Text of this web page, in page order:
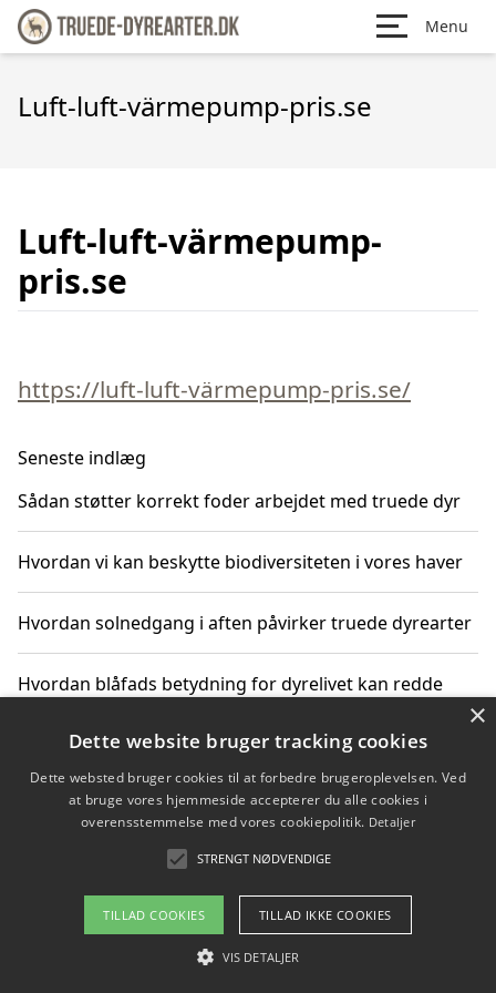
Menu
Luft-luft-värmepump-pris.se
Luft-luft-värmepump-
pris.se
https://luft-luft-värmepump-pris.se/
Seneste indlæg
Sådan støtter korrekt foder arbejdet med truede dyr
Hvordan vi kan beskytte biodiversiteten i vores haver
Hvordan solnedgang i aften påvirker truede dyrearter
Hvordan blåfads betydning for dyrelivet kan redde
Hvordan kan gaver til unge voksne støtte bevarelsen
af truede dyrearter
Copyright 2026 - Pilanto Aps
Om / kontakt
Blog Betingelser
×
Dette website bruger tracking cookies
Dette websted bruger cookies til at forbedre brugeroplevelsen. Ved
at bruge vores hjemmeside accepterer du alle cookies i
overensstemmelse med vores cookiepolitik. Detaljer
STRENGT NØDVENDIGE
TILLAD COOKIES TILLAD IKKE COOKIES
VIS DETALJER